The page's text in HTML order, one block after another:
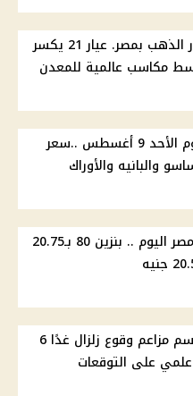
ارتفاع جديد بأسعار الذهب بمصر. عيار 21 يكسر
أسعار الدواجن اليوم الأحد 9 أغسطس ..سعر
والبانيه والأوراك
أسعار الوقود في مصر اليوم .. بنزين 80 بـ20.75
البحوث الفلكية تحسم مزاعم وقوع زلزال غدًا 6
على التوقعات